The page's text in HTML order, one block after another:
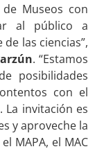
Museos con
al público a
las ciencias”,
. “Estamos
posibilidades
con el
invitación es
y aproveche la
MAPA, el MAC